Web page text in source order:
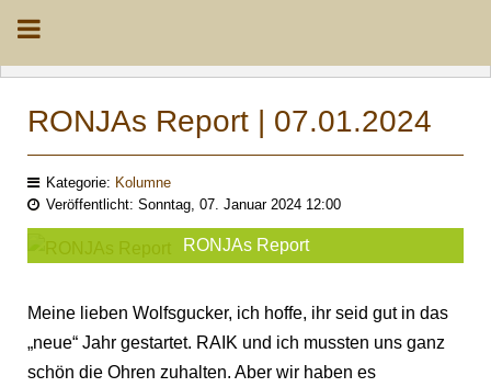
RONJAs Report | 07.01.2024
Kategorie: Kolumne
Veröffentlicht: Sonntag, 07. Januar 2024 12:00
RONJAs Report
Meine lieben Wolfsgucker, ich hoffe, ihr seid gut in das
„neue“ Jahr gestartet. RAIK und ich mussten uns ganz
schön die Ohren zuhalten. Aber wir haben es